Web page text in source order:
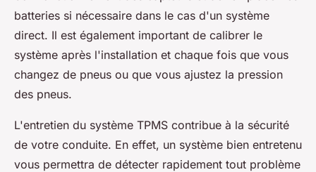
batteries si nécessaire dans le cas d'un système
direct. Il est également important de calibrer le
système après l'installation et chaque fois que vous
changez de pneus ou que vous ajustez la pression
des pneus.
L'entretien du système TPMS contribue à la sécurité
de votre conduite. En effet, un système bien entretenu
vous permettra de détecter rapidement tout problème